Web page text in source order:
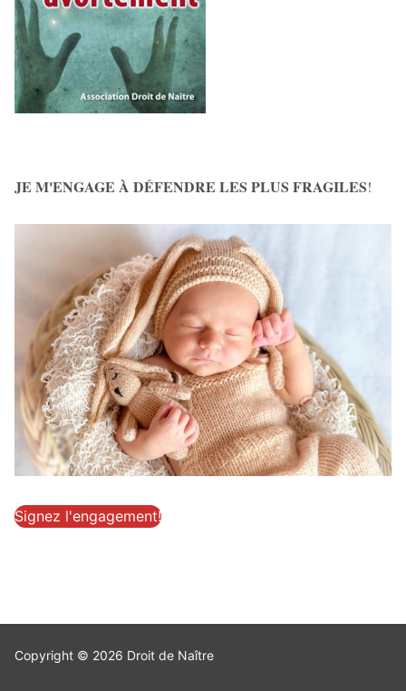
JE M'ENGAGE À DÉFENDRE LES PLUS FRAGILES!
Signez l'engagement!
Copyright © 2026 Droit de Naître